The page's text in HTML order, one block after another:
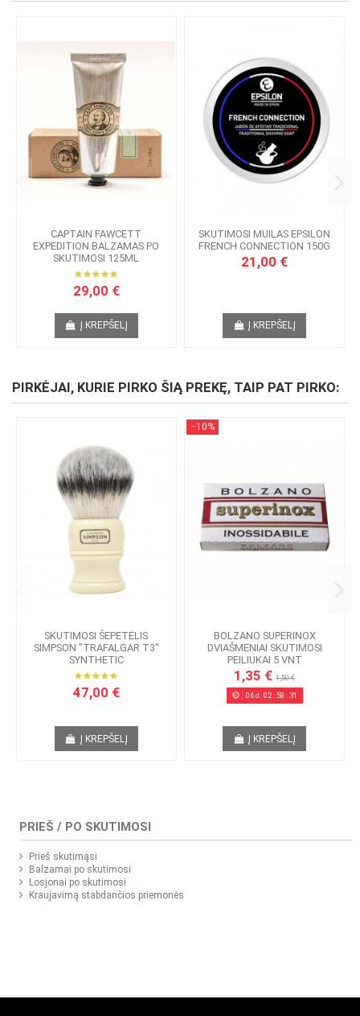
CAPTAIN FAWCETT
EXPEDITION BALZAMAS PO
SKUTIMOSI 125ML
29,00 €
Į KREPŠELĮ
SKUTIMOSI MUILAS EPSILON
FRENCH CONNECTION 150G
21,00 €
Į KREPŠELĮ
PIRKĖJAI, KURIE PIRKO ŠIĄ PREKĘ, TAIP PAT PIRKO:
SKUTIMOSI ŠEPETĖLIS
SIMPSON "TRAFALGAR T3"
SYNTHETIC
47,00 €
Į KREPŠELĮ
−10%
BOLZANO SUPERINOX
DVIAŠMENIAI SKUTIMOSI
PEILIUKAI 5 VNT
1,35 €1,50 €
06d. 02:58 :31
Į KREPŠELĮ
PRIEŠ / PO SKUTIMOSI
Prieš skutimąsi
Balzamai po skutimosi
Losjonai po skutimosi
Kraujavimą stabdančios priemonės